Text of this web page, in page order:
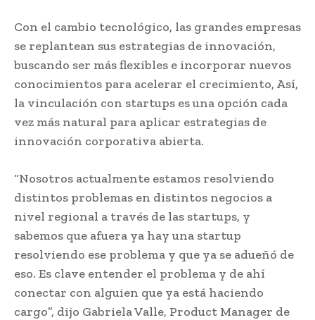
Con el cambio tecnológico, las grandes empresas
se replantean sus estrategias de innovación,
buscando ser más flexibles e incorporar nuevos
conocimientos para acelerar el crecimiento, Así,
la vinculación con startups es una opción cada
vez más natural para aplicar estrategias de
innovación corporativa abierta.
“Nosotros actualmente estamos resolviendo
distintos problemas en distintos negocios a
nivel regional a través de las startups, y
sabemos que afuera ya hay una startup
resolviendo ese problema y que ya se adueñó de
eso. Es clave entender el problema y de ahí
conectar con alguien que ya está haciendo
cargo”, dijo Gabriela Valle, Product Manager de